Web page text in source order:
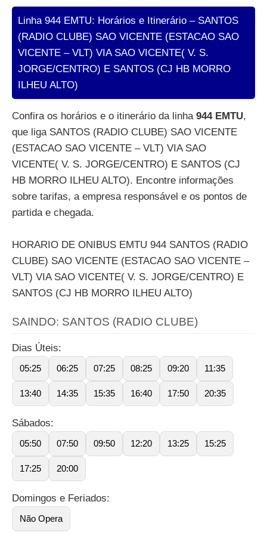
Linha 944 EMTU: Horários e Itinerário – SANTOS
(RADIO CLUBE) SAO VICENTE (ESTACAO SAO
VICENTE – VLT) VIA SAO VICENTE( V. S.
JORGE/CENTRO) E SANTOS (CJ HB MORRO
ILHEU ALTO)
Confira os horários e o itinerário da linha 944 EMTU,
que liga SANTOS (RADIO CLUBE) SAO VICENTE
(ESTACAO SAO VICENTE – VLT) VIA SAO
VICENTE( V. S. JORGE/CENTRO) E SANTOS (CJ
HB MORRO ILHEU ALTO). Encontre informações
sobre tarifas, a empresa responsável e os pontos de
partida e chegada.
HORARIO DE ONIBUS EMTU 944 SANTOS (RADIO
CLUBE) SAO VICENTE (ESTACAO SAO VICENTE –
VLT) VIA SAO VICENTE( V. S. JORGE/CENTRO) E
SANTOS (CJ HB MORRO ILHEU ALTO)
SAINDO: SANTOS (RADIO CLUBE)
Dias Úteis:
05:25 06:25 07:25 08:25 09:20 11:35
13:40 14:35 15:35 16:40 17:50 20:35
Sábados:
05:50 07:50 09:50 12:20 13:25 15:25
17:25 20:00
Domingos e Feriados:
Não Opera